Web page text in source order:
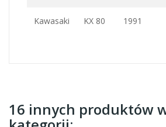
Kawasaki KX 80 1991
16 innych produktów